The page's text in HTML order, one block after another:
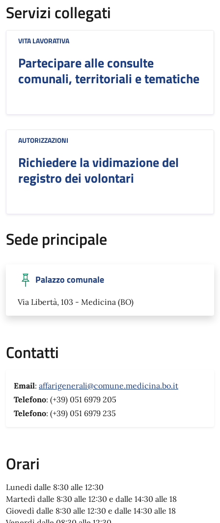
Servizi collegati
VITA LAVORATIVA
Partecipare alle consulte
comunali, territoriali e tematiche
AUTORIZZAZIONI
Richiedere la vidimazione del
registro dei volontari
Sede principale
Palazzo comunale
Via Libertà, 103 - Medicina (BO)
Contatti
Email: affarigenerali@comune.medicina.bo.it
Telefono: (+39) 051 6979 205
Telefono: (+39) 051 6979 235
Orari
Lunedì dalle 8:30 alle 12:30
Martedì dalle 8:30 alle 12:30 e dalle 14:30 alle 18
Giovedì dalle 8:30 alle 12:30 e dalle 14:30 alle 18